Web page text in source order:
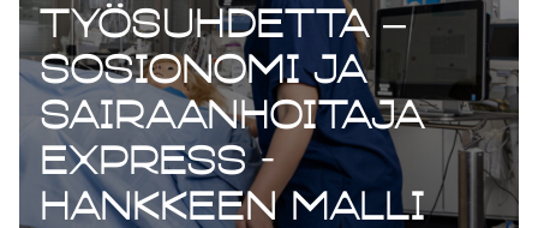
työsuhdetta –
Sosionomi ja
Sairaanhoitaja
Express -
hankkeen malli